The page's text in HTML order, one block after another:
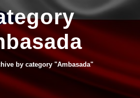
by category "Ambasada"